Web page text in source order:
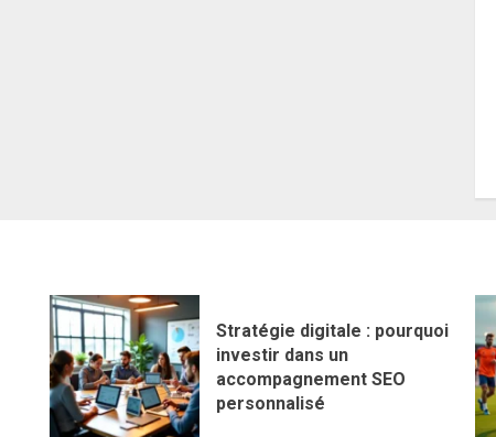
Stratégie digitale : pourquoi
investir dans un
accompagnement SEO
personnalisé